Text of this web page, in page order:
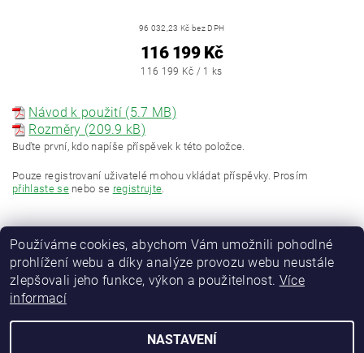
96 032,23 Kč bez DPH
116 199 Kč
116 199 Kč / 1 ks
Návod k použití (5.7 MB)
Rozměry (209.9 kB)
Buďte první, kdo napíše příspěvek k této položce.
Pouze registrovaní uživatelé mohou vkládat příspěvky. Prosím
přihlaste senebo se registrujte.
Používáme cookies, abychom Vám umožnili pohodlné
prohlížení webu a díky analýze provozu webu neustále
zlepšovali jeho funkce, výkon a použitelnost. Více
informací
NASTAVENÍ